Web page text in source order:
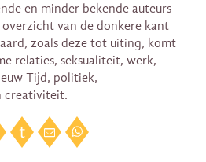
en minder bekende auteurs
van de donkere kant
zoals deze tot uiting, komt
relaties, seksualiteit, werk,
Tijd, politiek,
creativiteit.